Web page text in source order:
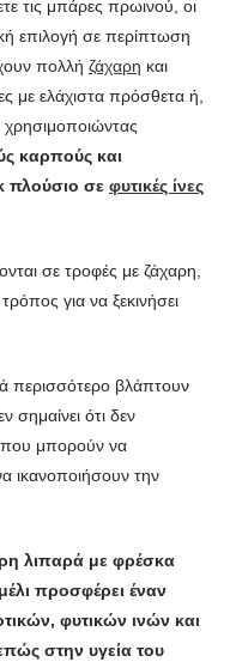
τις μπάρες πρωινού, οι
επιλογή σε περίπτωση
πολλή ζάχαρη και
με ελάχιστα πρόσθετα ή,
χρησιμοποιώντας
καρπούς και
πλούσιο σε φυτικές ίνες
σε τροφές με ζάχαρη,
για να ξεκινήσει
περισσότερο βλάπτουν
ότι δεν
που μπορούν να
ικανοποιήσουν την
λιπαρά με φρέσκα
προσφέρει έναν
φυτικών ινών και
στην υγεία του